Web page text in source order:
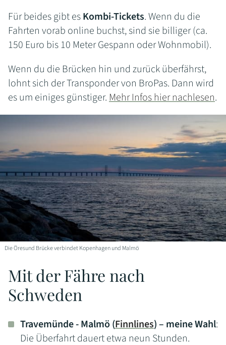
Für beides gibt esKombi-Tickets. Wenn du die
Fahrten vorab online buchst, sind sie billiger (ca.
150 Euro bis 10 Meter Gespann oder Wohnmobil).
Wenn du die Brücken hin und zurück überfährst,
lohnt sich der Transponder von BroPas. Dann wird
es um einiges günstiger.Mehr Infos hier nachlesen.
Die Öresund Brücke verbindet Kopenhagen und Malmö
Mit der Fähre nach
Schweden
Travemünde - Malmö (Finnlines) – meine Wahl:
Die Überfahrt dauert etwa neun Stunden.